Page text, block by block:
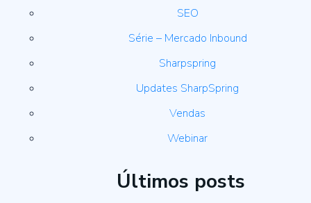
SEO
Série – Mercado Inbound
Sharpspring
Updates SharpSpring
Vendas
Webinar
Últimos posts